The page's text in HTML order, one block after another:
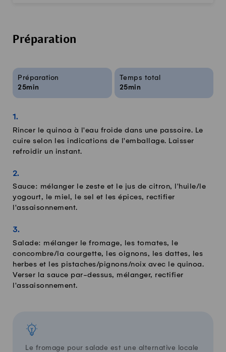
Préparation
Infos sur la recette
Préparation
25min
Temps total
25min
Rincer le quinoa à l'eau froide dans une passoire. Le
cuire selon les indications de l'emballage. Laisser
refroidir un instant.
Sauce: mélanger le zeste et le jus de citron, l'huile/le
yogourt, le miel, le sel et les épices, rectifier
l'assaisonnement.
Salade: mélanger le fromage, les tomates, le
concombre/la courgette, les oignons, les dattes, les
herbes et les pistaches/pignons/noix avec le quinoa.
Verser la sauce par-dessus, mélanger, rectifier
l'assaisonnement.
Le fromage pour salade est une alternative locale